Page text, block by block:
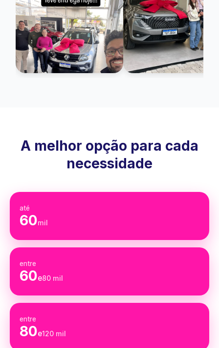
A melhor opção para cada
necessidade
até
60mil
entre
60e80 mil
entre
80e120 mil